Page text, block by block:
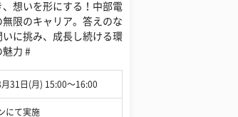
、想いを形にする！中部電
無限のキャリア。答えのな
いに挑み、成長し続ける環
魅力 #
31日(月) 15:00〜16:00
にて実施